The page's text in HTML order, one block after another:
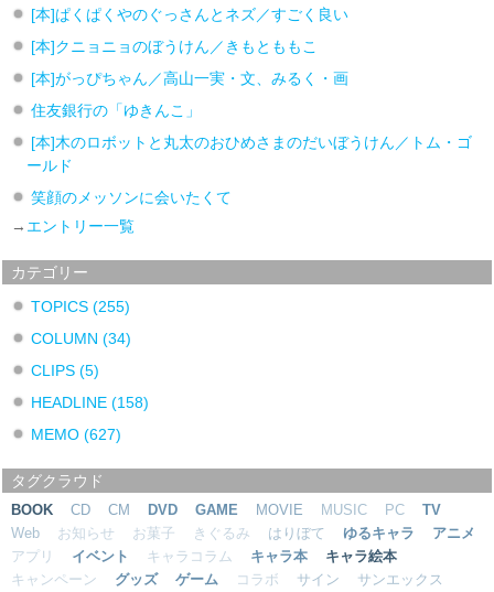
[本]ぱくぱくやのぐっさんとネズ／すごく良い
[本]クニョニョのぼうけん／きもとももこ
[本]がっぴちゃん／高山一実・文、みるく・画
住友銀行の「ゆきんこ」
[本]木のロボットと丸太のおひめさまのだいぼうけん／トム・ゴ
ールド
笑顔のメッソンに会いたくて
→ エントリー一覧
カテゴリー
TOPICS (255)
COLUMN (34)
CLIPS (5)
HEADLINE (158)
MEMO (627)
タグクラウド
BOOK CD CM DVD GAME MOVIE MUSIC PC
TV
Web
お知らせ お菓子 きぐるみ はりぼて ゆるキャラ
アニメ
アプリ
イベント キャラコラム キャラ本
キャラ絵本
キャンペーン
グッズ ゲーム コラボ サイン
サンエックス